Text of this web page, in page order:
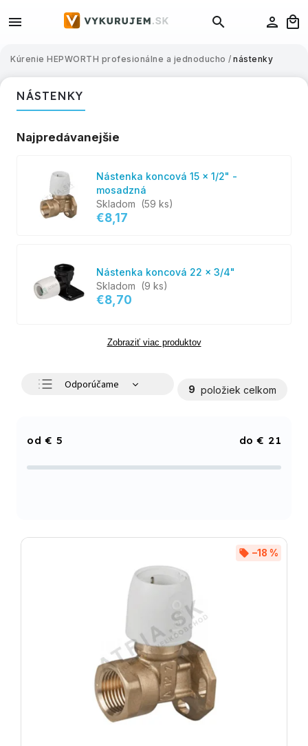
Kúrenie HEPWORTH profesionálne a jednoducho / nástenky
NÁSTENKY
Najpredávanejšie
Nástenka koncová 15 x 1/2" -
mosadzná
Skladom (59 ks)
€8,17
Nástenka koncová 22 x 3/4"
Skladom (9 ks)
€8,70
Zobraziť viac produktov
Odporúčame
Abecedne
9 položiek celkom
€ 5 € 21
–18 %